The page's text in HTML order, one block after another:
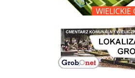
link do lokalizatora grobów na